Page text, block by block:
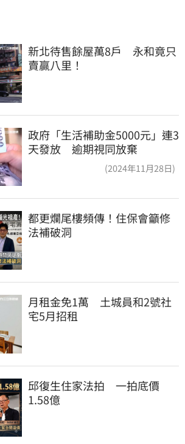
新北待售餘屋萬8戶　永和竟只
賣贏八里！
政府「生活補助金5000元」連3
天發放 逾期視同放棄
(2024年11月28日)
都更爛尾樓頻傳！住保會籲修
法補破洞
月租金免1萬　土城員和2號社
宅5月招租
邱復生住家法拍　一拍底價
1.58億